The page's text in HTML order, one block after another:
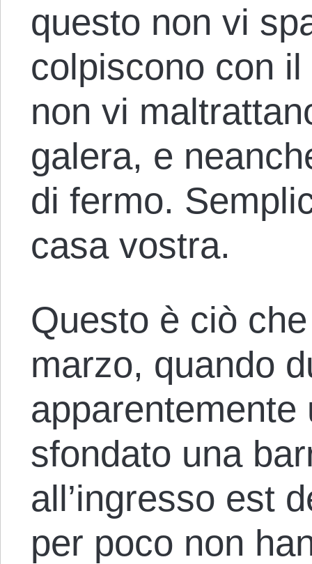
questo non vi
colpiscono con
non vi
galera, e
di fermo.
casa vostra.
Questo è ciò
marzo, quando
sfondato una
all’ingresso est
per poco non